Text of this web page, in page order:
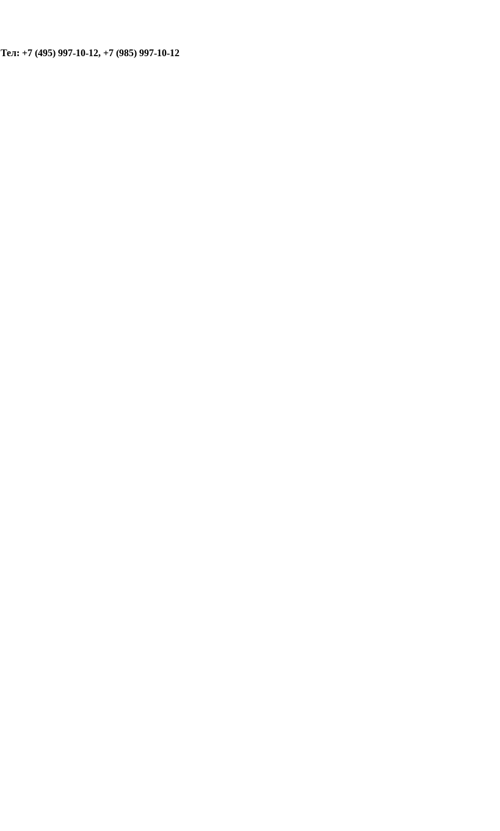
Тел: +7 (495) 997-10-12, +7 (985) 997-10-12